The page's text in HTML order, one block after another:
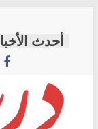
content